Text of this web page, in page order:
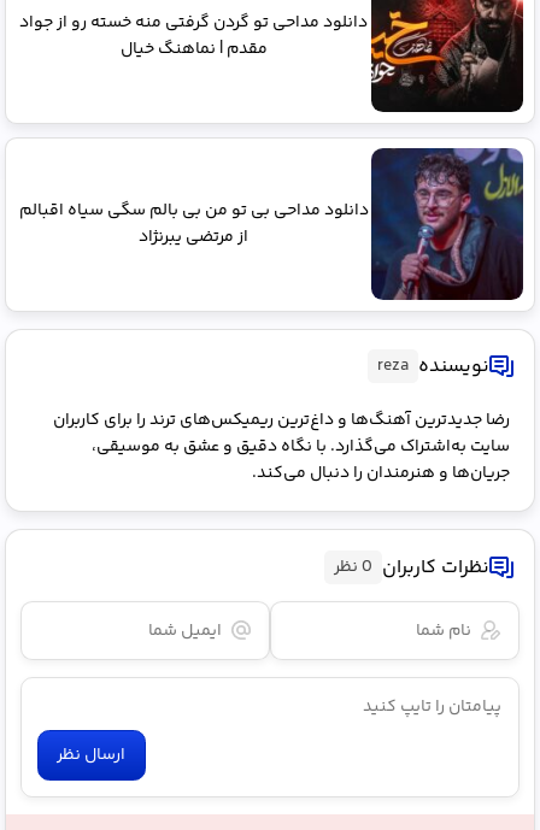
دانلود مداحی تو گردن گرفتی منه خسته رو از جواد
مقدم | نماهنگ خیال
دانلود مداحی بی تو من بی بالم سگی سیاه اقبالم
از مرتضی یبرنژاد
نویسنده reza
رضا جدیدترین آهنگ‌ها و داغ‌ترین ریمیکس‌های ترند را برای کاربران
سایت به‌اشتراک می‌گذارد. با نگاه دقیق و عشق به موسیقی،
جریان‌ها و هنرمندان را دنبال می‌کند.
نظرات کاربران 0 نظر
ارسال نظر